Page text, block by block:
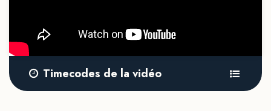
Timecodes de la vidéo